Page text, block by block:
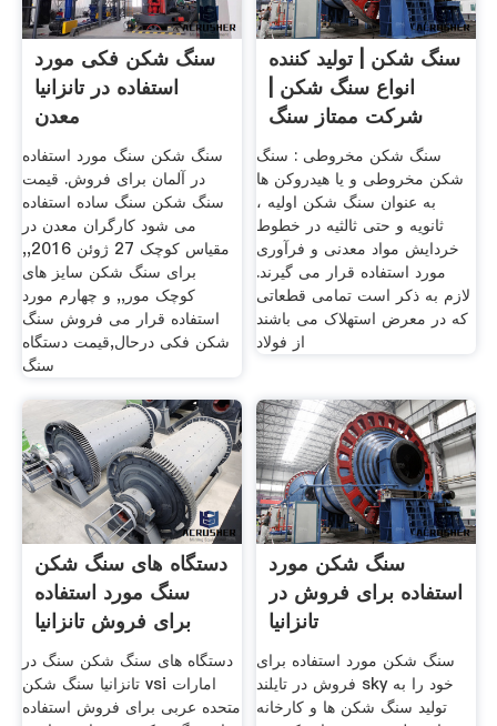
سنگ شکن فکی مورد
استفاده در تانزانیا
معدن
سنگ شکن سنگ مورد استفاده
در آلمان برای فروش. قیمت
سنگ شکن سنگ ساده استفاده
می شود کارگران معدن در
مقیاس کوچک 27 ژوئن 2016,,
برای سنگ شکن سایز های
کوچک مور,, و چهارم مورد
استفاده قرار می فروش سنگ
شکن فکی درحال,قیمت دستگاه
سنگ
سنگ شکن | تولید کننده
انواع سنگ شکن |
شرکت ممتاز سنگ
شکن
سنگ شکن مخروطی : سنگ
شکن مخروطی و یا هیدروکن ها
به عنوان سنگ شکن اولیه ،
ثانویه و حتی ثالثیه در خطوط
خردایش مواد معدنی و فرآوری
مورد استفاده قرار می گیرند.
لازم به ذکر است تمامی قطعاتی
که در معرض استهلاک می باشند
از فولاد
دستگاه های سنگ شکن
سنگ مورد استفاده
برای فروش تانزانیا
دستگاه های سنگ شکن سنگ در
تانزانیا سنگ شکن vsi امارات
متحده عربی برای فروش استفاده
سنگ شکن مورد
استفاده برای فروش در
تانزانیا
سنگ شکن مورد استفاده برای
فروش در تایلند sky خود را به
تولید سنگ شکن ها و کارخانه